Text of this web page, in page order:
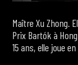
Maître Xu Zhong.
Prix Bartók à
15 ans, elle joue